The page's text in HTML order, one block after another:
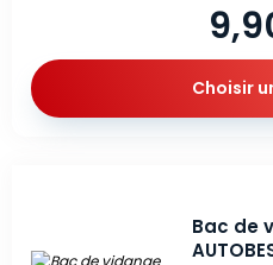
Choisir
Bac de